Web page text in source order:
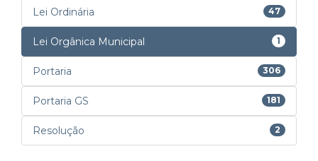
Lei Ordinária 47
Lei Orgânica Municipal 1
Portaria 306
Portaria GS 181
Resolução 2